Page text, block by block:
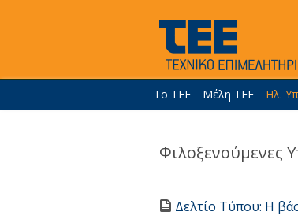
Το ΤΕΕ Μέλη ΤΕΕ Ηλ.
Φιλοξενούμενες
Δελτίο Τύπου: Η